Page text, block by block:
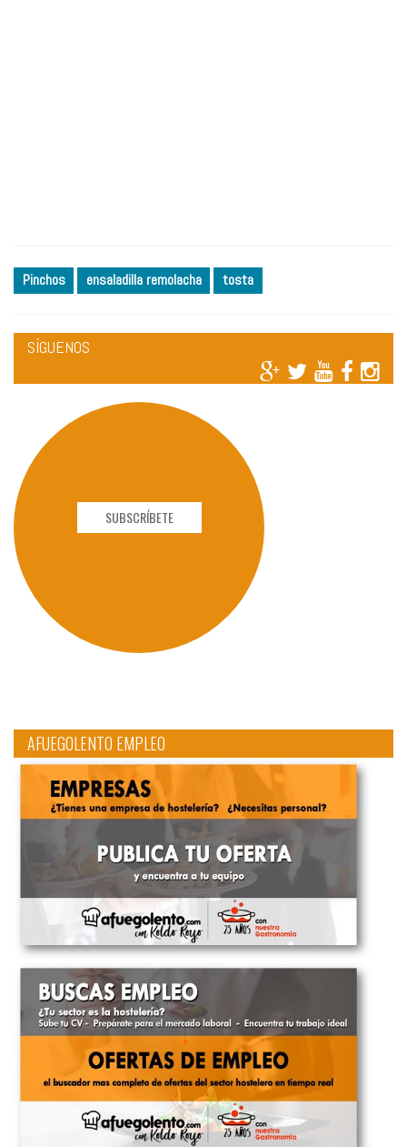
Pinchos ensaladilla remolacha tosta
SÍGUENOS
SUBSCRÍBETE
AFUEGOLENTO EMPLEO